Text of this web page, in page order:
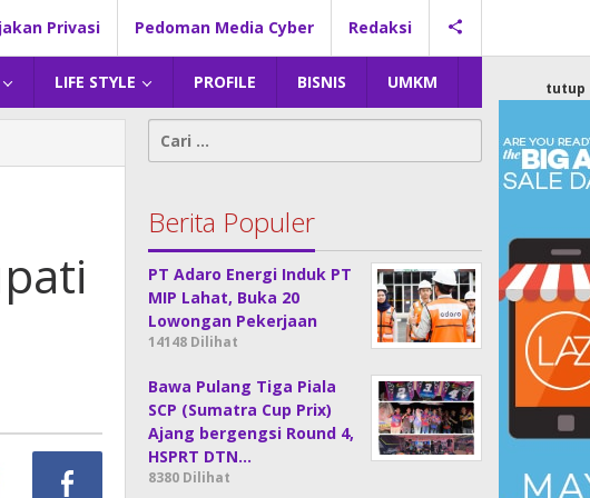
Privasi Pedoman Media Cyber Redaksi
LIFE STYLE PROFILE BISNIS UMKM tutup
Cari
untuk:
Berita Populer
PT Adaro Energi Induk PT
MIP Lahat, Buka 20
Lowongan Pekerjaan
14148 Dilihat
Bawa Pulang Tiga Piala
SCP (Sumatra Cup Prix)
Ajang bergengsi Round 4,
HSPRT DTN…
8380 Dilihat